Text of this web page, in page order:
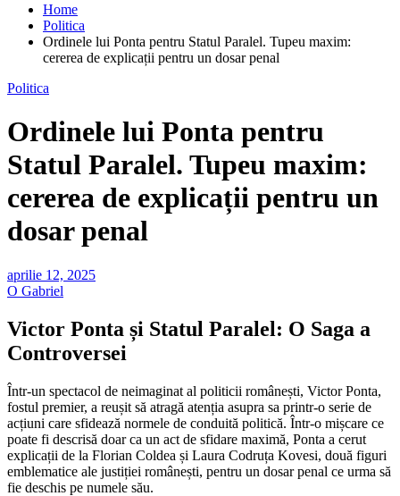
Home
Politica
Ordinele lui Ponta pentru Statul Paralel. Tupeu maxim:
cererea de explicații pentru un dosar penal
Politica
Ordinele lui Ponta pentru
Statul Paralel. Tupeu maxim:
cererea de explicații pentru un
dosar penal
aprilie 12, 2025
O Gabriel
Victor Ponta și Statul Paralel: O Saga a
Controversei
Într-un spectacol de neimaginat al politicii românești, Victor Ponta,
fostul premier, a reușit să atragă atenția asupra sa printr-o serie de
acțiuni care sfidează normele de conduită politică. Într-o mișcare ce
poate fi descrisă doar ca un act de sfidare maximă, Ponta a cerut
explicații de la Florian Coldea și Laura Codruța Kovesi, două figuri
emblematice ale justiției românești, pentru un dosar penal ce urma să
fie deschis pe numele său.